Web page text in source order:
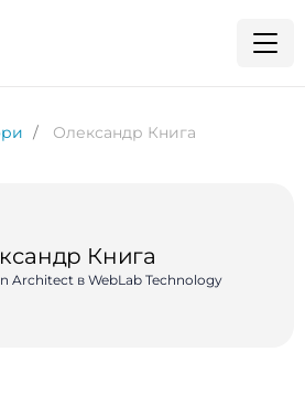
Олександр Книга
Книга
Architect в WebLab Technology